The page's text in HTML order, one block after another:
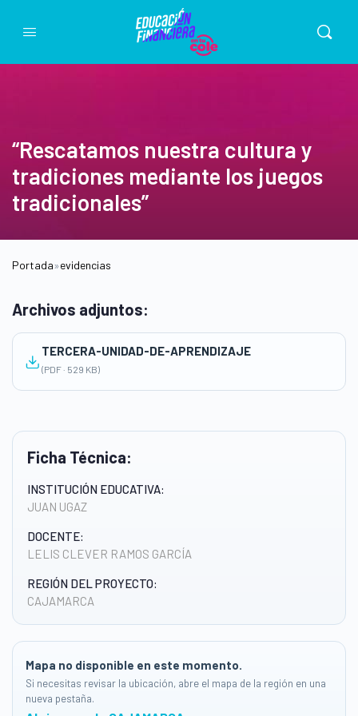
“Rescatamos nuestra cultura y
tradiciones mediante los juegos
tradicionales”
Portada»evidencias
Ficha Técnica:
INSTITUCIÓN EDUCATIVA:
JUAN UGAZ
DOCENTE:
LELIS CLEVER RAMOS GARCÍA
REGIÓN DEL PROYECTO:
CAJAMARCA
Mapa no disponible en este momento.
Si necesitas revisar la ubicación, abre el mapa de la región en una
nueva pestaña.
Archivos adjuntos:
TERCERA-UNIDAD-DE-APRENDIZAJE
(PDF · 529 KB)